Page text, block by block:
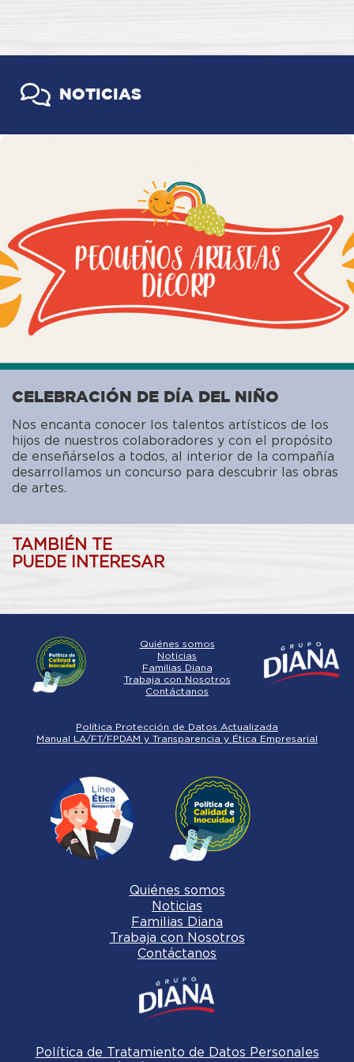
NOTICIAS
CELEBRACIÓN DE DÍA DEL NIÑO
Nos encanta conocer los talentos artísticos de los
hijos de nuestros colaboradores y con el propósito
de enseñárselos a todos, al interior de la compañía
desarrollamos un concurso para descubrir las obras
de artes.
TAMBIÉN TE
PUEDE INTERESAR
Quiénes somos
Noticias
Familias Diana
Trabaja con Nosotros
Contáctanos
Política Protección de Datos Actualizada
Manual LA/FT/FPDAM y Transparencia y Ética Empresarial
Quiénes somos
Noticias
Familias Diana
Trabaja con Nosotros
Contáctanos
Política de Tratamiento de Datos Personales